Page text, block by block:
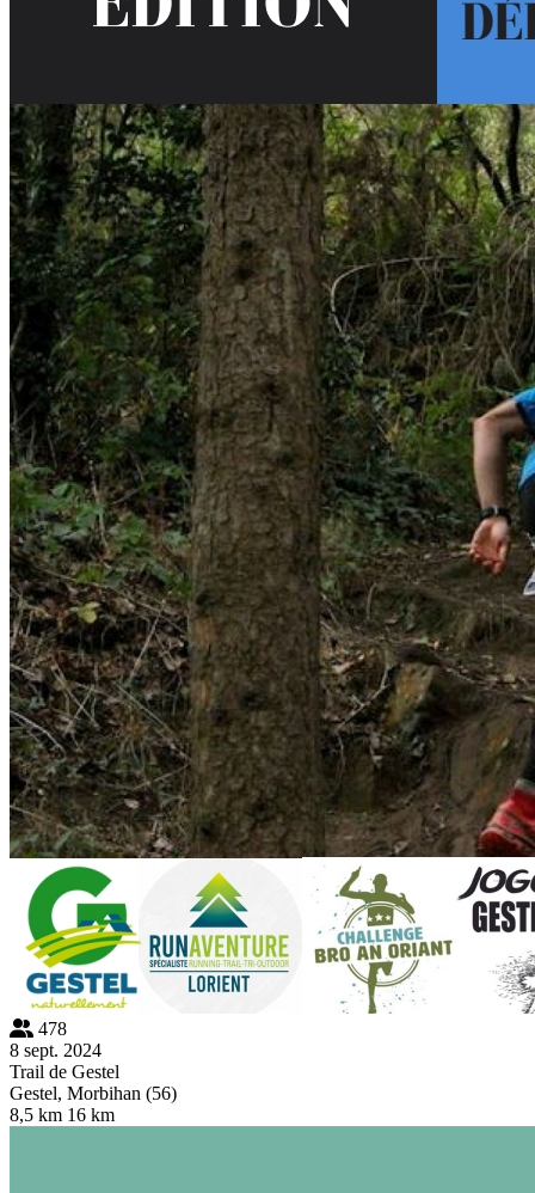
478
8 sept. 2024
Trail de Gestel
Gestel, Morbihan (56)
8,5 km 16 km